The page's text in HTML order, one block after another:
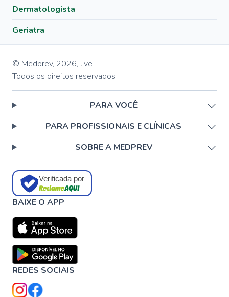
Dermatologista
Geriatra
© Medprev, 2026, live
Todos os direitos reservados
PARA VOCÊ
PARA PROFISSIONAIS E CLÍNICAS
SOBRE A MEDPREV
Verificada por
BAIXE O APP
REDES SOCIAIS